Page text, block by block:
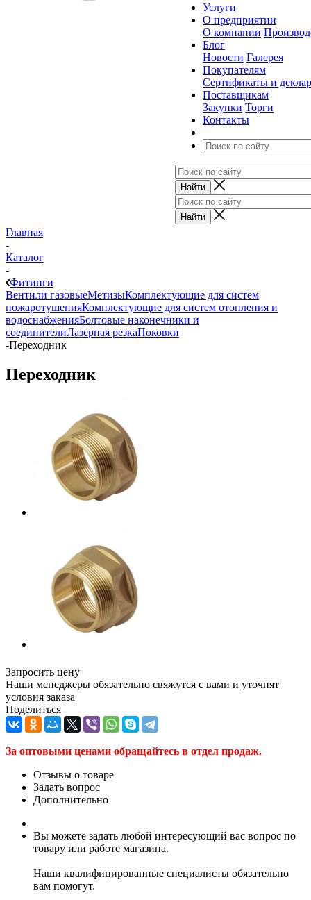
Услуги
О предприятии
О компании
Блог
Новости Галерея
Покупателям
Сертификаты и
Поставщикам
Закупки Торги
Контакты
Главная
-
Каталог
-
Фитинги
Вентили газовыеМетизыКомплектующие для систем
пожаротушенияКомплектующие для систем отопления и
водоснабженияБолтовые наконечники и
соединителиЛазерная резкаПоковки
-Переходник
Переходник
Запросить цену
Наши менеджеры обязательно свяжутся с вами и уточнят
условия заказа
Поделиться
За оптовыми ценами обращайтесь в отдел продаж.
Отзывы о товаре
Задать вопрос
Дополнительно
Вы можете задать любой интересующий вас вопрос по
товару или работе магазина.
Наши квалифицированные специалисты обязательно
вам помогут.